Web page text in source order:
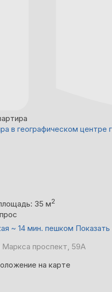
в географическом центре
35 м2
~ 14 мин. пешком
проспект, 59А
на карте